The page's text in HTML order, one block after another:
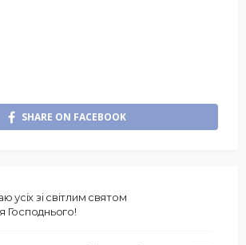
SHARE ON FACEBOOK
усіх зі світлим святом
Господнього!